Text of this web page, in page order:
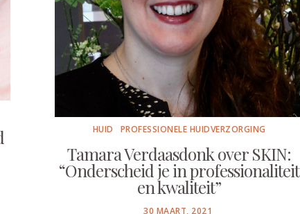
HUID PROFESSIONELE HUIDVERZORGING
Tamara Verdaasdonk over SKIN:
“Onderscheid je in professionaliteit
en kwaliteit”
POSTED
30 MAART, 2021